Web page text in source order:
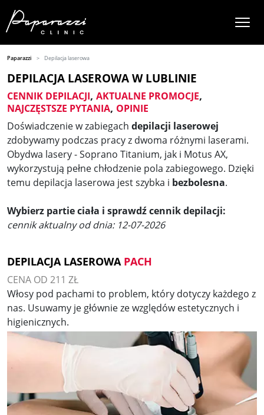
Paparazzi Depilacja laserowa
DEPILACJA LASEROWA W LUBLINIE
CENNIK DEPILACJI, AKTUALNE PROMOCJE,
NAJCZĘSTSZE PYTANIA, OPINIE
Doświadczenie w zabiegach depilacji laserowej
zdobywamy podczas pracy z dwoma różnymi laserami.
Obydwa lasery - Soprano Titanium, jak i Motus AX,
wykorzystują pełne chłodzenie pola zabiegowego. Dzięki
temu depilacja laserowa jest szybka i bezbolesna.
Wybierz partie ciała i sprawdź cennik depilacji:
cennik aktualny od dnia: 12-07-2026
DEPILACJA LASEROWA PACH
CENA OD 211 ZŁ
Włosy pod pachami to problem, który dotyczy każdego z
nas. Usuwamy je głównie ze względów estetycznych i
higienicznych.